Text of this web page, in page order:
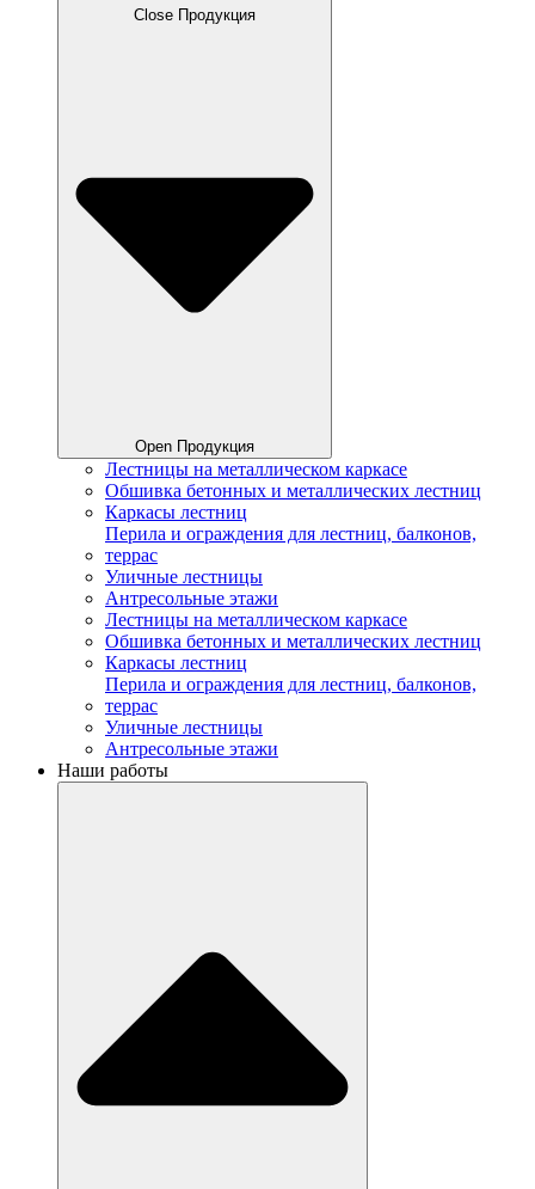
Close Продукция
Open Продукция
Лестницы на металлическом каркасе
Обшивка бетонных и металлических лестниц
Каркасы лестниц
Перила и ограждения для лестниц, балконов,
террас
Уличные лестницы
Антресольные этажи
Лестницы на металлическом каркасе
Обшивка бетонных и металлических лестниц
Каркасы лестниц
Перила и ограждения для лестниц, балконов,
террас
Уличные лестницы
Антресольные этажи
Наши работы